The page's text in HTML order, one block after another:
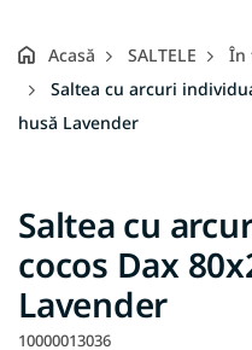
Acasă SALTELE În
Saltea cu arcuri
husă Lavender
Saltea cu
cocos Dax
Lavender
10000013036